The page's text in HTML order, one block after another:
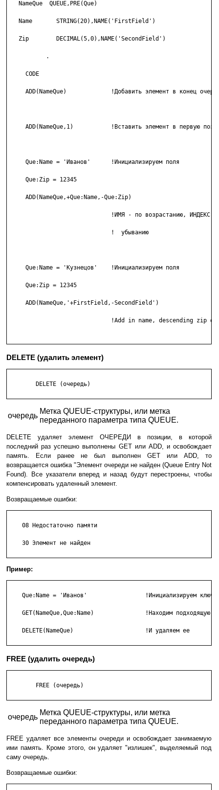
   NameQue  QUEUE,PRE(Que)
   Name       STRING(20),NAME('FirstField')
   Zip        DECIMAL(5,0),NAME('SecondField')
           .
     CODE
ADD(NameQue)             !Добавить элемент в конец
ADD(NameQue,1)           !Вставить элемент в первую
     Que:Name = 'Иванов'      !Инициализируем поля
     Que:Zip = 12345
     ADD(NameQue,+Que:Name,-Que:Zip)
!ИМЯ - по возрастанию, ИНДЕКС -
                              !  убыванию
     Que:Name = 'Кузнецов'    !Инициализируем поля
     Que:Zip = 12345
     ADD(NameQue,'+FirstField,-SecondField')
!Add in name, descending zip
DELETE (удалить элемент)
        DELETE (очередь)
очередь
Метка QUEUE-структуры, или метка
переданного параметра типа QUEUE.
DELETE удаляет элемент ОЧЕРЕДИ в позиции, в которой
последний раз успешно выполнены GET или ADD, и освобождает
память. Если ранее не был выполнен GET или ADD, то
возвращается ошибка "Элемент очереди не найден (Queue Entry Not
Found). Все указатели вперед и назад будут перестроены, чтобы
компенсировать удаленный элемент.
Возвращаемые ошибки:
    08 Недостаточно памяти
    30 Элемент не найден
Пример:
    Que:Name = 'Иванов'                 !Инициализируем ключ
GET(NameQue,Que:Name)               !Находим подходящую
    DELETE(NameQue)                     !И удаляем ее
FREE (удалить очередь)
        FREE (очередь)
очередь
Метка QUEUE-структуры, или метка
переданного параметра типа QUEUE.
FREE удаляет все элементы очереди и освобождает занимаемую
ими память. Кроме этого, он удаляет "излишек", выделяемый под
саму очередь.
Возвращаемые ошибки: